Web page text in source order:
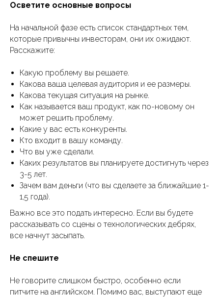
Осветите основные вопросы
На начальной фазе есть список стандартных тем,
которые привычны инвесторам, они их ожидают.
Расскажите:
Какую проблему вы решаете.
Какова ваша целевая аудитория и ее размеры.
Какова текущая ситуация на рынке.
Как называется ваш продукт, как по-новому он
может решить проблему.
Какие у вас есть конкуренты.
Кто входит в вашу команду.
Что вы уже сделали.
Каких результатов вы планируете достигнуть через
3-5 лет.
Зачем вам деньги (что вы сделаете за ближайшие 1-
1,5 года).
Важно все это подать интересно. Если вы будете
рассказывать со сцены о технологических дебрях,
все начнут засыпать.
Не спешите
Не говорите слишком быстро, особенно если
питчите на английском. Помимо вас, выступают еще